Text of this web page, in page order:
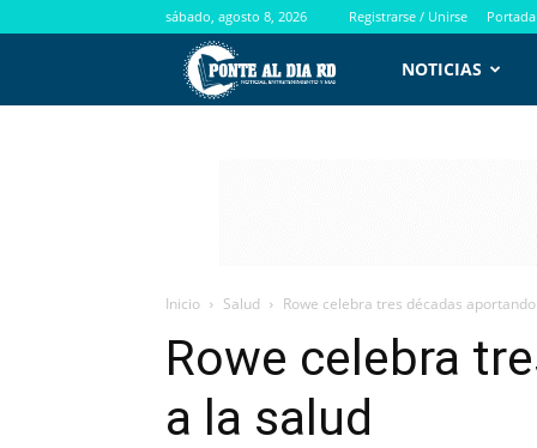
sábado, agosto 8, 2026 Registrarse / Unirse Portada
PontealdiaRD.com
NOTICIAS
Inicio Salud Rowe celebra tres décadas
Rowe celebra
a la salud